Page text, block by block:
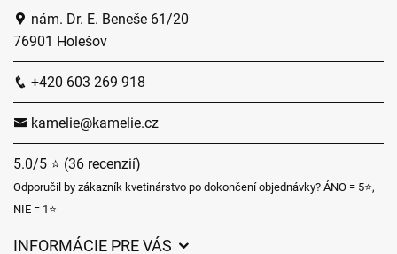
nám. Dr. E. Beneše 61/20
76901 Holešov
+420 603 269 918
kamelie@kamelie.cz
5.0/5 ⭐ (36 recenzií)
Odporučil by zákazník kvetinárstvo po dokončení objednávky? ÁNO = 5⭐,
NIE = 1⭐
INFORMÁCIE PRE VÁS